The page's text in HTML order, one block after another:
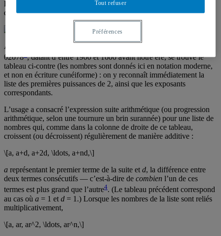
lorsque ceux-ci sont des entiers naturels). Il n’est pas étonnant que
des telles intuitions aient pu se retrouver il y a fort longtemps.
Ainsi sur la partie inférieure de la tablette mésopotamienne MLC
02078 , datant d’entre 1900 et 1600 avant notre ère, se trouve le
tableau ci-contre (les nombres sont donnés ici en notation moderne,
et non en écriture cunéiforme) : on y reconnaît immédiatement la
liste des premières puissances de 2, ainsi que les exposants
correspondants.
L’usage a consacré l’expression suite arithmétique (ou progression
arithmétique, selon une tournure un brin surannée) pour une liste de
nombres qui, comme dans la colonne de droite de ce tableau,
croissent (ou décroissent) régulièrement de manière additive :
\[a, a+d, a+2d, \ldots, a+nd,\]
a représentant le premier terme de la suite et d, la différence entre
deux termes consécutifs — c’est-à-dire de combien l’un de ces
termes est plus grand que l’autre4. (Le tableau précédent correspond
au cas où a = 1 et d = 1.) Lorsque les nombres de la liste sont reliés
multiplicativement,
\[a, ar, ar^2, \ldots, ar^n,\]
Tout refuser
Préférences